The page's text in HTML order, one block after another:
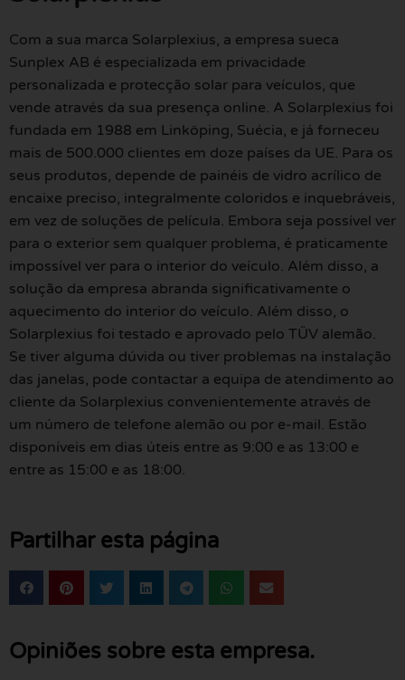
Com a sua marca Solarplexius, a empresa sueca
Sunplex AB é especializada em privacidade
personalizada e protecção solar para veículos, que
vende através da sua presença online. A Solarplexius foi
fundada em 1988 em Linköping, Suécia, e já forneceu
mais de 500.000 clientes em doze países da UE. Para os
seus produtos, depende de painéis de vidro acrílico de
encaixe preciso, integralmente coloridos e inquebráveis,
em vez de soluções de película. Embora seja possível ver
para o exterior sem qualquer problema, é praticamente
impossível ver para o interior do veículo. Além disso, a
solução da empresa abranda significativamente o
aquecimento do interior do veículo. Além disso, o
Solarplexius foi testado e aprovado pelo TÜV alemão.
Se tiver alguma dúvida ou tiver problemas na instalação
das janelas, pode contactar a equipa de atendimento ao
cliente da Solarplexius convenientemente através de
um número de telefone alemão ou por e-mail. Estão
disponíveis em dias úteis entre as 9:00 e as 13:00 e
entre as 15:00 e as 18:00.
Partilhar esta página
Opiniões sobre esta empresa.